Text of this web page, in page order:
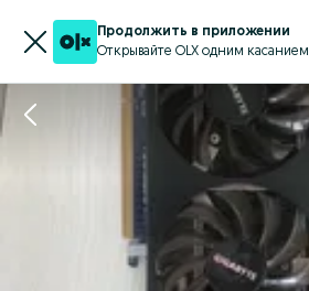
Продолжить в приложении
Открывайте OLX одним касанием